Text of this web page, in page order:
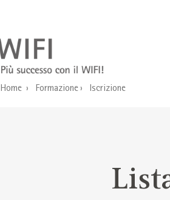
Home Formazione Iscrizione